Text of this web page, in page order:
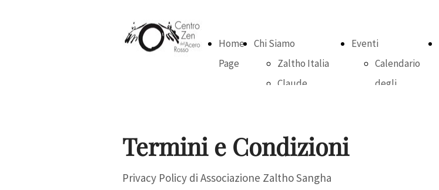
Home
Page
Chi Siamo
Zaltho Italia
Claude
Photogallery
Eventi
Calendario
degli
Termini e Condizioni
Privacy Policy di Associazione Zaltho Sangha